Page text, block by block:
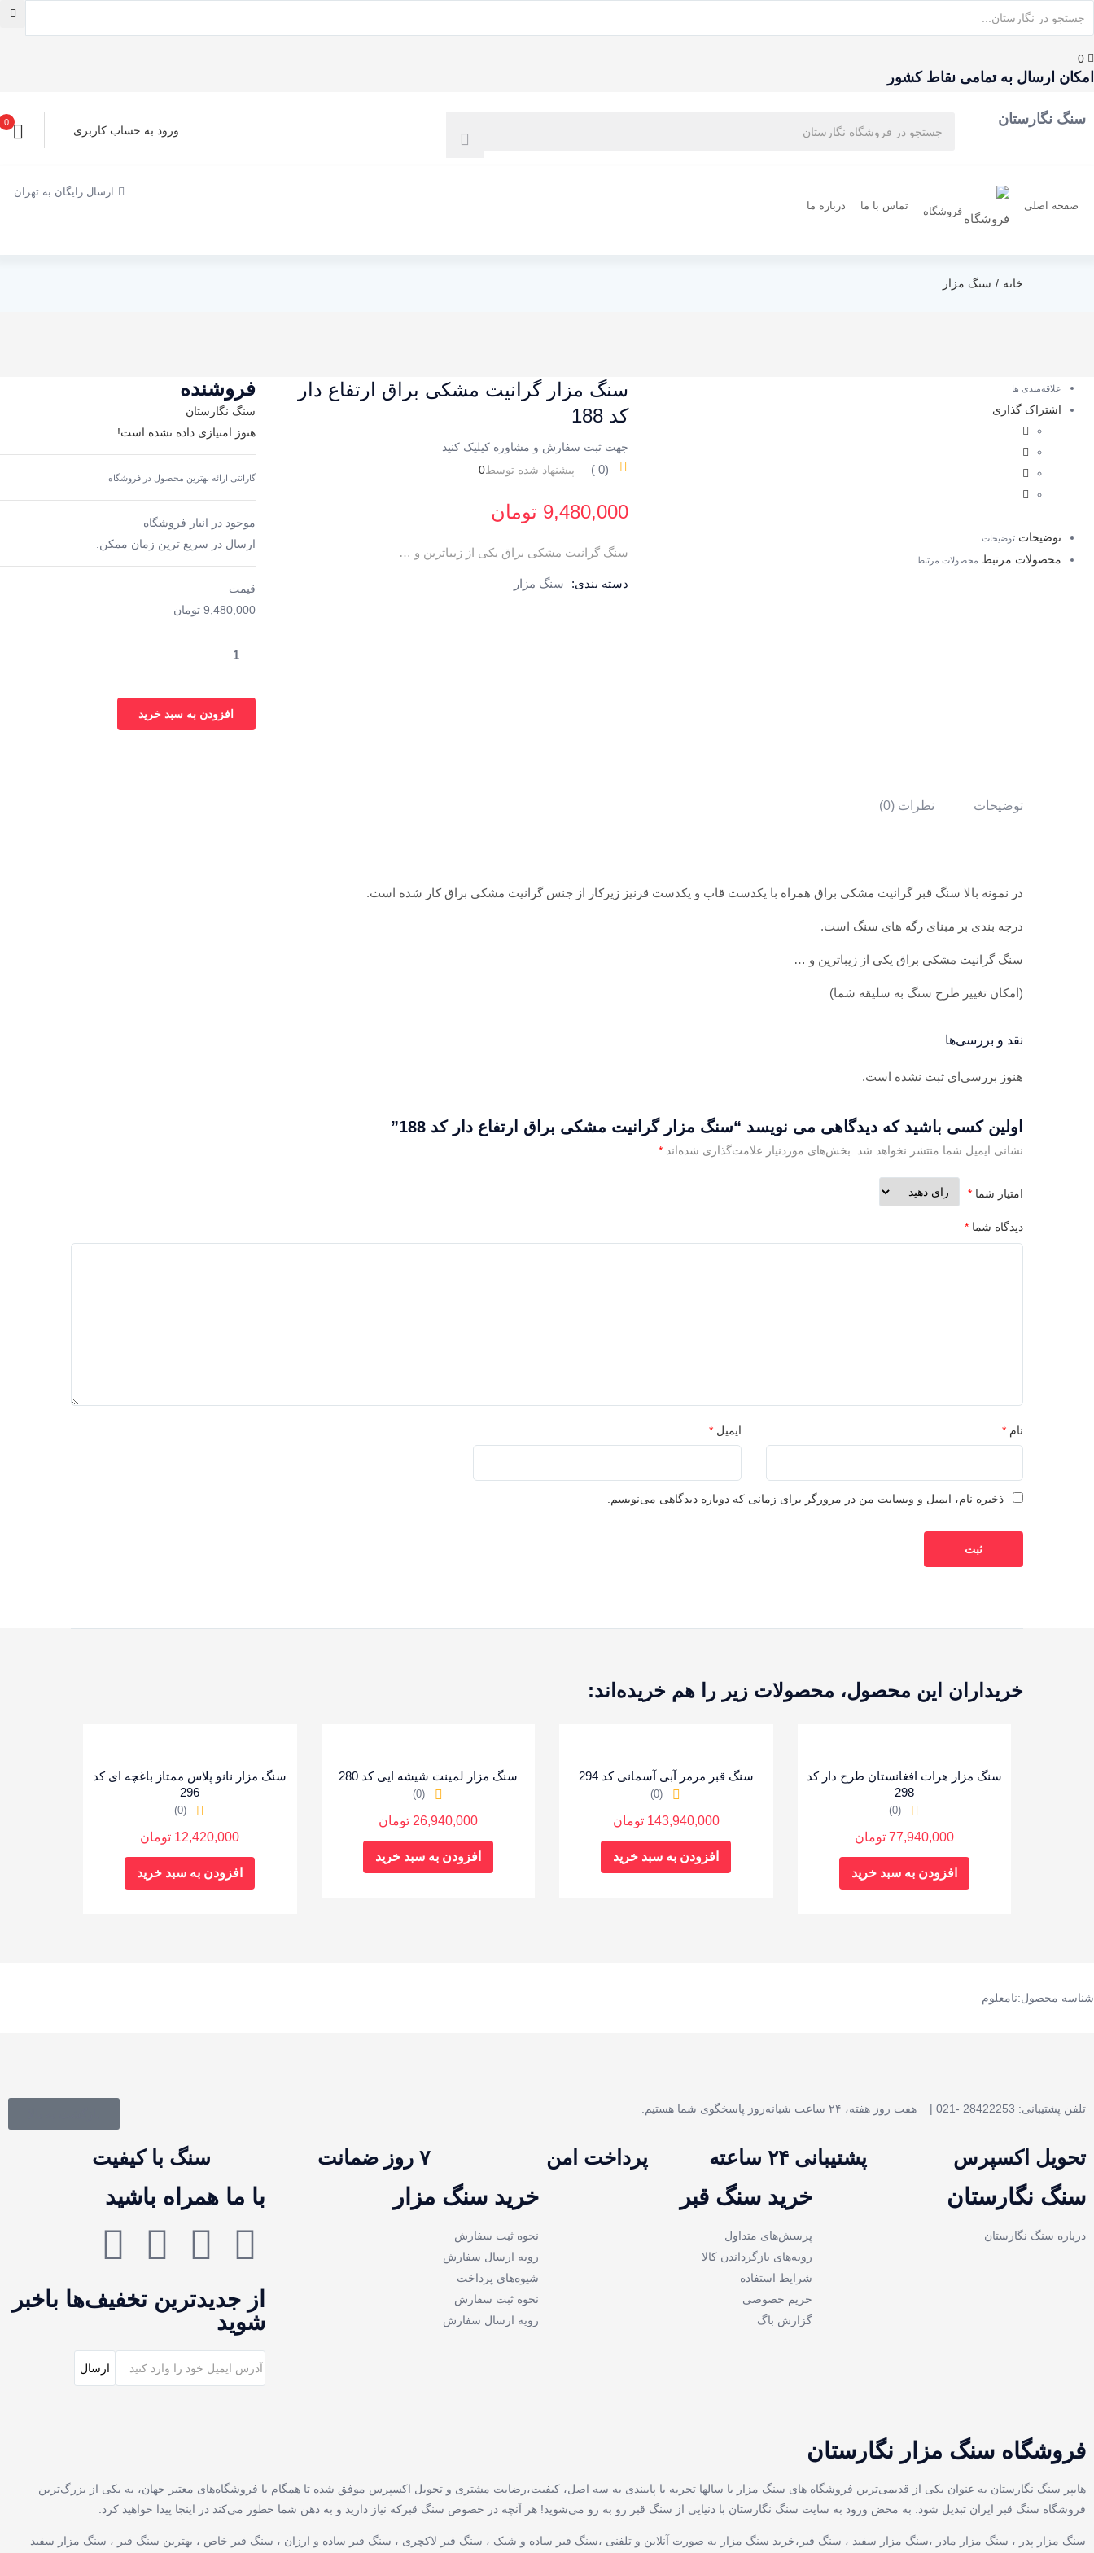
0
امکان ارسال به تمامی نقاط کشور
سنگ نگارستان
ورود به حساب کاربری
0
صفحه اصلی
فروشگاه
تماس با ما درباره ما
ارسال رایگان به تهران
خانه سنگ مزار
علاقه‌مندی ها
اشتراک گذاری
توضیحات توضیحات
محصولات مرتبط محصولات مرتبط
سنگ مزار گرانیت مشکی براق ارتفاع دار
کد 188
جهت ثبت سفارش و مشاوره کیلیک کنید
‏‫(
0
) پیشنهاد شده توسط0
9,480,000 تومان
سنگ گرانیت مشکی براق یکی از زیباترین و …
دسته بندی: سنگ مزار
فروشنده
سنگ نگارستان
هنوز امتیازی داده نشده است!
گارانتی ارائه بهترین محصول در فروشگاه
موجود در انبار فروشگاه
ارسال در سریع ترین زمان ممکن.
قیمت
9,480,000 تومان
افزودن به سبد خرید
توضیحات نظرات (0)
در نمونه بالا سنگ قبر گرانیت مشکی براق همراه با یکدست قاب و یکدست قرنیز زیرکار از جنس گرانیت مشکی براق کار شده است.
درجه بندی بر مبنای رگه های سنگ است.
سنگ گرانیت مشکی براق یکی از زیباترین و …
(امکان تغییر طرح سنگ به سلیقه شما)
نقد و بررسی‌ها
هنوز بررسی‌ای ثبت نشده است.
اولین کسی باشید که دیدگاهی می نویسد “سنگ مزار گرانیت مشکی براق ارتفاع دار کد 188”
نشانی ایمیل شما منتشر نخواهد شد. بخش‌های موردنیاز علامت‌گذاری شده‌اند *
امتیاز شما *
دیدگاه شما *
نام * ایمیل *
ذخیره نام، ایمیل و وبسایت من در مرورگر برای زمانی که دوباره دیدگاهی می‌نویسم.
خریداران این محصول، محصولات زیر را هم خریده‌اند:
سنگ مزار هرات افغانستان طرح دار کد
298
(0)
77,940,000 تومان
افزودن به سبد خرید
سنگ قبر مرمر آبی آسمانی کد 294
(0)
143,940,000 تومان
افزودن به سبد خرید
سنگ مزار لمینت شیشه ایی کد 280
(0)
26,940,000 تومان
افزودن به سبد خرید
سنگ مزار نانو پلاس ممتاز باغچه ای کد
296
(0)
12,420,000 تومان
افزودن به سبد خرید
شناسه محصول:نامعلوم
تلفن پشتیبانی: 28422253 -021 | هفت روز هفته، ۲۴ ساعت شبانه‌روز پاسخگوی شما هستیم.
تحویل اکسپرس پشتیبانی ۲۴ ساعته پرداخت امن ۷ روز ضمانت سنگ با کیفیت
سنگ نگارستان
درباره سنگ نگارستان
خرید سنگ قبر
پرسش‌های متداول
رویه‌های بازگرداندن کالا
شرایط استفاده
حریم خصوصی
گزارش باگ
خرید سنگ مزار
نحوه ثبت سفارش
رویه ارسال سفارش
شیوه‌های پرداخت
نحوه ثبت سفارش
رویه ارسال سفارش
با ما همراه باشید
از جدیدترین تخفیف‌ها باخبر
شوید
فروشگاه سنگ مزار نگارستان
هایپر سنگ نگارستان به عنوان یکی از قدیمی‌ترین فروشگاه های سنگ مزار با سالها تجربه با پایبندی به سه اصل، کیفیت،رضایت مشتری و تحویل اکسپرس موفق شده تا همگام با فروشگاه‌های معتبر جهان، به یکی از بزرگ‌ترین
فروشگاه سنگ قبر ایران تبدیل شود. به محض ورود به سایت سنگ نگارستان با دنیایی از سنگ قبر رو به رو می‌شوید! هر آنچه در خصوص سنگ قبرکه نیاز دارید و به ذهن شما خطور می‌کند در اینجا پیدا خواهید کرد.
سنگ مزار پدر ، سنگ مزار مادر ،سنگ مزار سفید ، سنگ قبر،خرید سنگ مزار به صورت آنلاین و تلفنی ،سنگ قبر ساده و شیک ، سنگ قبر لاکچری ، سنگ قبر ساده و ارزان ، سنگ قبر خاص ، بهترین سنگ قبر ، سنگ مزار سفید